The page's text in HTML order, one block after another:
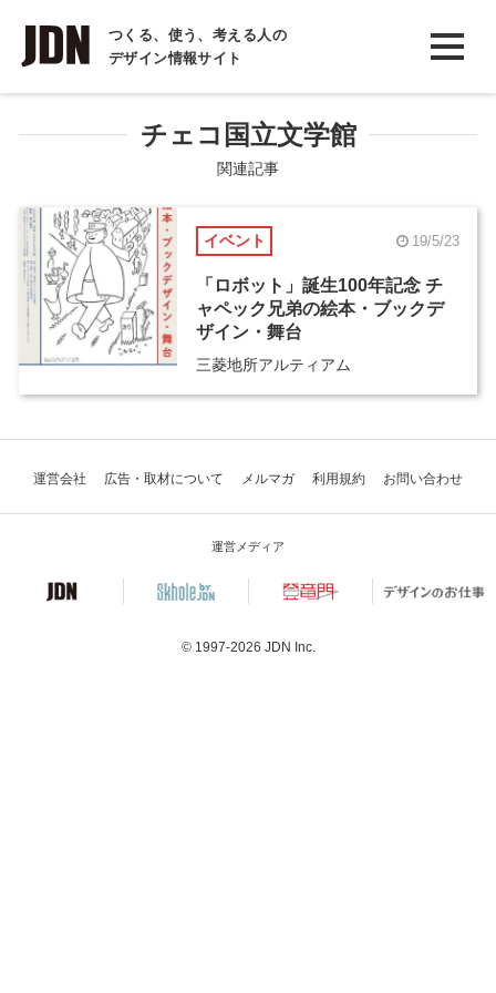
つくる、使う、考える人の
デザイン情報サイト
INTERVIEW
インタビュー
REPORT
COLUMN
コラム
チェコ国立文学館
関連記事
イベント 19/5/23
「ロボット」誕生100年記念 チ
ャペック兄弟の絵本・ブックデ
ザイン・舞台
三菱地所アルティアム
運営会社 広告・取材について メルマガ 利用規約 お問い合わせ
運営メディア
© 1997-2026 JDN Inc.